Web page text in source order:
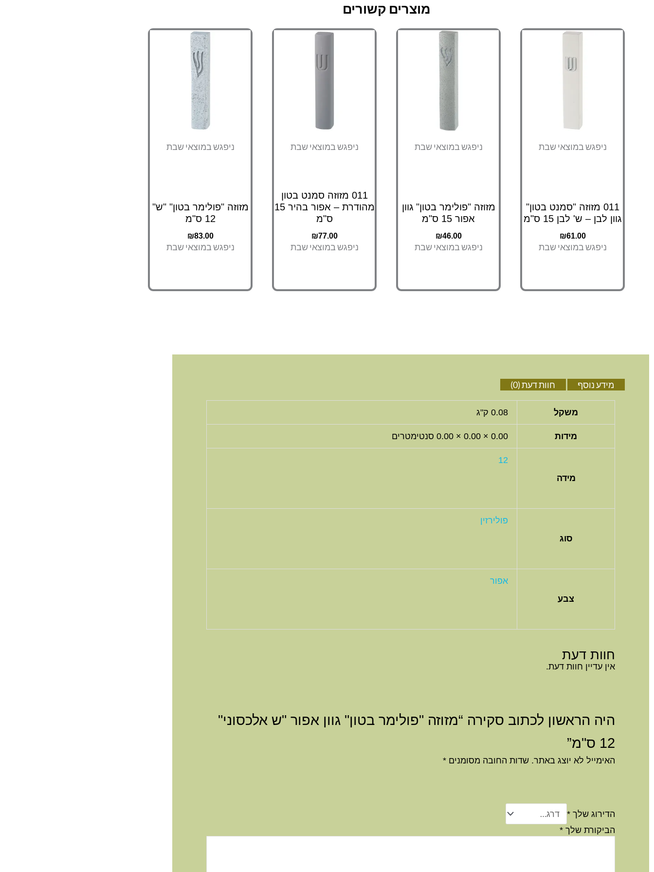
מוצרים קשורים
ניפגש במוצאי שבת
011 מזוזה "סמנט בטון"
גוון לבן – ש' לבן 15 ס"מ
₪61.00
ניפגש במוצאי שבת
ניפגש במוצאי שבת
מזוזה "פולימר בטון" גוון
אפור 15 ס"מ
₪46.00
ניפגש במוצאי שבת
ניפגש במוצאי שבת
011 מזוזה סמנט בטון
מהודרת – אפור בהיר 15
ס"מ
₪77.00
ניפגש במוצאי שבת
ניפגש במוצאי שבת
מזוזה "פולימר בטון" "ש"
12 ס"מ
₪83.00
ניפגש במוצאי שבת
מידע נוסף חוות דעת (0)
משקל 0.08 ק"ג
מידות 0.00 × 0.00 × 0.00 סנטימטרים
מידה
12
סוג
פולירזין
צבע
אפור
חוות דעת
אין עדיין חוות דעת.
היה הראשון לכתוב סקירה “מזוזה "פולימר בטון" גוון אפור "ש אלכסוני"
12 ס"מ”
האימייל לא יוצג באתר. שדות החובה מסומנים *
הדירוג שלך *
הביקורת שלך *